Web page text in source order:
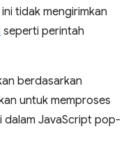
tidak mengirimkan
seperti perintah
berdasarkan
untuk memproses
dalam JavaScript pop-